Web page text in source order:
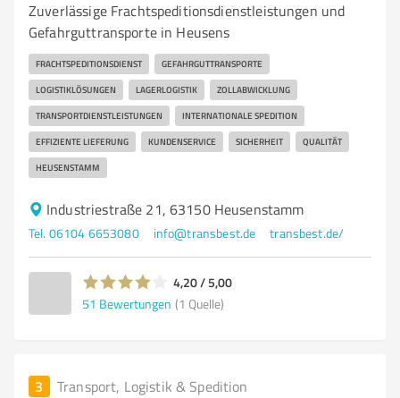
Zuverlässige Frachtspeditionsdienstleistungen und
Gefahrguttransporte in Heusens
FRACHTSPEDITIONSDIENST GEFAHRGUTTRANSPORTE
LOGISTIKLÖSUNGEN LAGERLOGISTIK ZOLLABWICKLUNG
TRANSPORTDIENSTLEISTUNGEN INTERNATIONALE SPEDITION
EFFIZIENTE LIEFERUNG KUNDENSERVICE SICHERHEIT QUALITÄT
HEUSENSTAMM
Industriestraße 21, 63150 Heusenstamm
Tel. 06104 6653080 info@transbest.de transbest.de/
4,20 / 5,00
51 Bewertungen (1 Quelle)
3 Transport, Logistik & Spedition